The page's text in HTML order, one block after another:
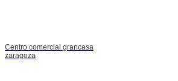
Centro comercial grancasa
zaragoza